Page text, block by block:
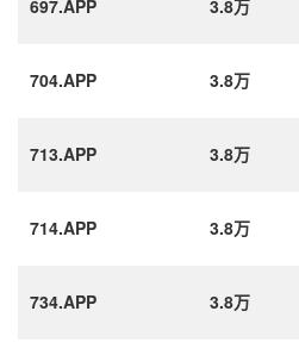
697.APP 3.8万
704.APP 3.8万
713.APP 3.8万
714.APP 3.8万
734.APP 3.8万